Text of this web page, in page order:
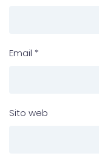
Email *
Sito web